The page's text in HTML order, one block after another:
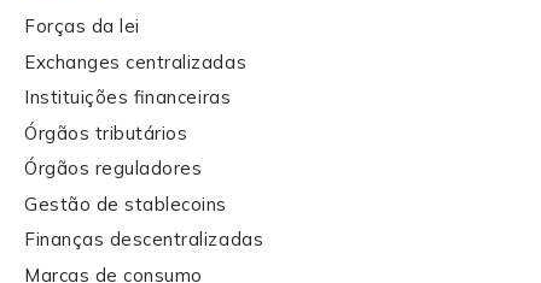
Work Email Address
*
Phone Number
*
Country
Forças da lei
Exchanges centralizadas
Instituições financeiras
Órgãos tributários
Órgãos reguladores
Gestão de stablecoins
Finanças descentralizadas
Marcas de consumo